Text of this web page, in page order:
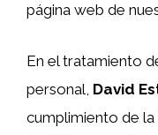
página web de
En el tratamiento
personal, David
cumplimiento de